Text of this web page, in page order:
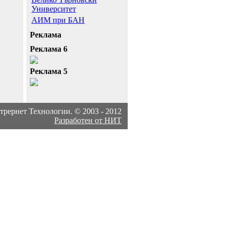
Университет
АИМ при БАН
Реклама
Реклама 6
Реклама 5
Технологии. © 2003 - 2012
Разработен от НИТ